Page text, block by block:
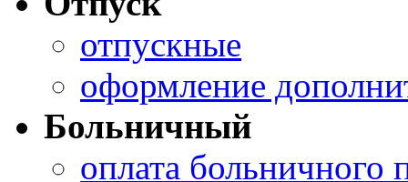
отпускные
оформление
Больничный
оплата больничного